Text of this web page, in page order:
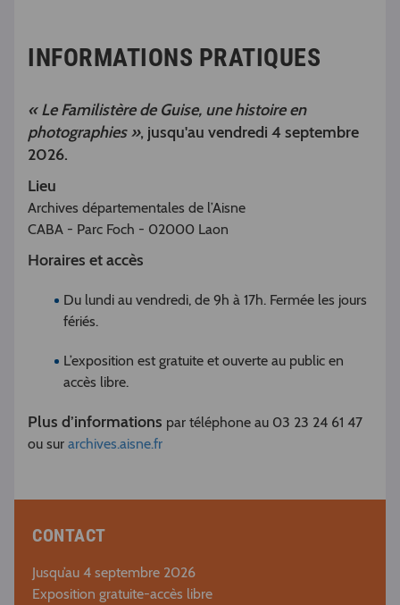
INFORMATIONS PRATIQUES
« Le Familistère de Guise, une histoire en
photographies », jusqu'au vendredi 4 septembre
2026.
Lieu
Archives départementales de l’Aisne
CABA - Parc Foch - 02000 Laon
Horaires et accès
Du lundi au vendredi, de 9h à 17h. Fermée les jours
fériés.
L’exposition est gratuite et ouverte au public en
accès libre.
Plus d’informations par téléphone au 03 23 24 61 47
ou sur archives.aisne.fr
CONTACT
Jusqu’au 4 septembre 2026
Exposition gratuite-accès libre